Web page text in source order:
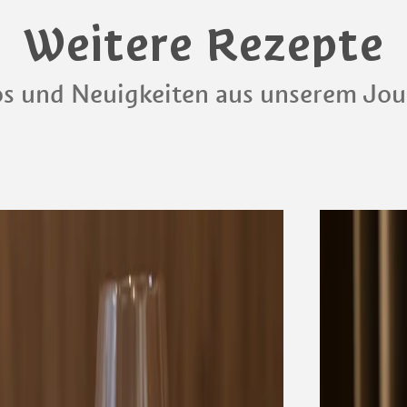
Weitere Rezepte
und Neuigkeiten aus unserem